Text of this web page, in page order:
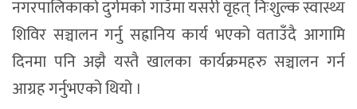
नगरपालिकाको दुर्गमको गाउँमा यसरी वृहत् निःशुल्क स्वास्थ्य
शिविर सञ्चालन गर्नु सह्रानिय कार्य भएको वताउँदै आगामि
दिनमा पनि अझै यस्तै खालका कार्यक्रमहरु सञ्चालन गर्न
आग्रह गर्नुभएको थियो ।